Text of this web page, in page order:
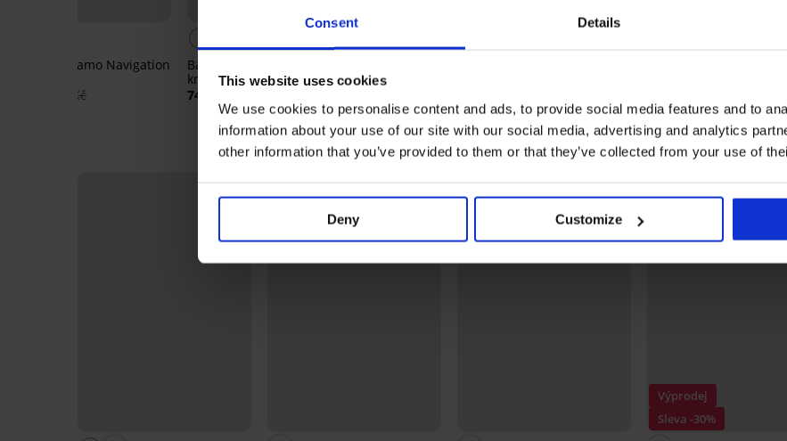
Consent Details
This website uses cookies
We use cookies to personalise content and ads, to provide social media features and to
information about your use of our site with our social media, advertising and analytics
other information that you’ve provided to them or that they’ve collected from your use of
Deny Customize
pyžamo Navigation
1 099 Kč
Bavlněné pyžamo FILA Jersey
krátké
749 Kč
Pyžamové šortky MEN-A
449 Kč
Objevte podobné kousky
LIMITED LIMITED
Výprodej
Sleva -30%